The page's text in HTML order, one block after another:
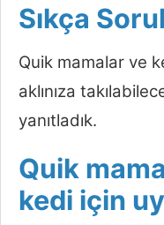
Sıkça
Quik mamalar ve
aklınıza
yanıtladık.
Quik
kedi için